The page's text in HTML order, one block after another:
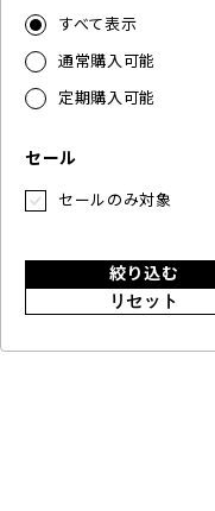
すべて表示
通常購入可能
定期購入可能
セール
セールのみ対象
絞り込む
リセット